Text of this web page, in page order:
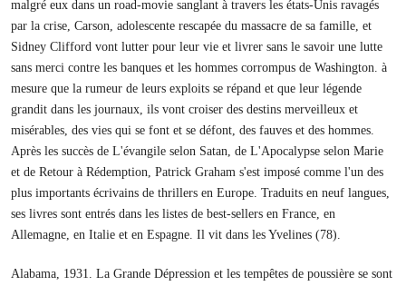
malgré eux dans un road-movie sanglant à travers les états-Unis ravagés
par la crise, Carson, adolescente rescapée du massacre de sa famille, et
Sidney Clifford vont lutter pour leur vie et livrer sans le savoir une lutte
sans merci contre les banques et les hommes corrompus de Washington. à
mesure que la rumeur de leurs exploits se répand et que leur légende
grandit dans les journaux, ils vont croiser des destins merveilleux et
misérables, des vies qui se font et se défont, des fauves et des hommes.
Après les succès de L'évangile selon Satan, de L'Apocalypse selon Marie
et de Retour à Rédemption, Patrick Graham s'est imposé comme l'un des
plus importants écrivains de thrillers en Europe. Traduits en neuf langues,
ses livres sont entrés dans les listes de best-sellers en France, en
Allemagne, en Italie et en Espagne. Il vit dans les Yvelines (78).
Alabama, 1931. La Grande Dépression et les tempêtes de poussière se sont